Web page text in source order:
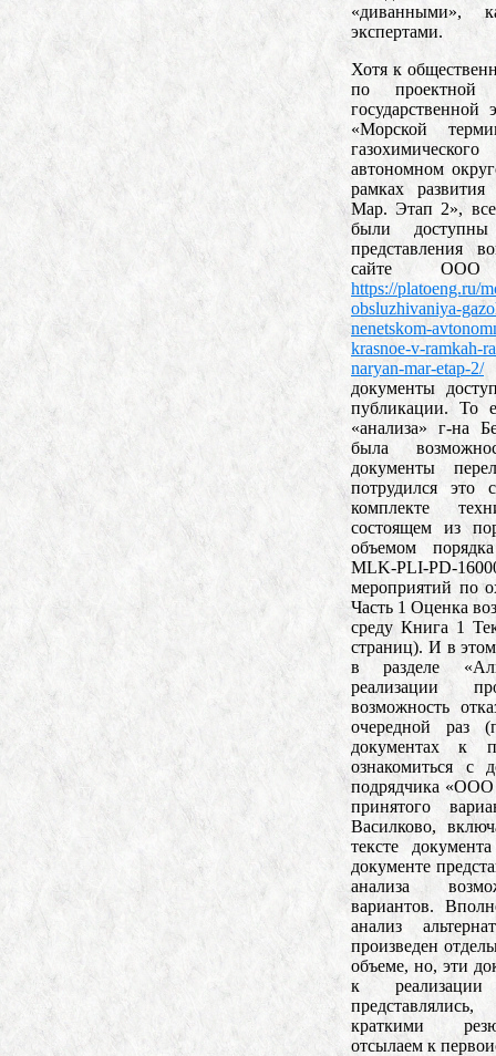
«диванными»,
экспертами.
Хотя к
по проектной
государственной
«Морской
автономном
рамках
Мар. Этап 2»,
были
представления
сайте
https://platoeng.ru/
obsluzhivaniya-
nenetskom-
krasnoe-v-ramkah-
naryan-mar-etap-2/
документы
публикации. То
«анализа» г-на
была
документы
потрудился
комплекте
состоящем из
объемом
MLK-PLI-PD-
мероприятий по
Часть 1 Оценка
среду Книга 1
страниц). И в
в разделе
реализации
возможность
очередной раз
документах к
ознакомиться с
подрядчика
принятого
Василково,
тексте
документе
анализа
вариантов.
анализ
произведен
объеме, но, эти
к
краткими
отсылаем к